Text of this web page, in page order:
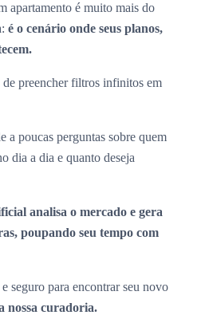
apartamento é muito mais do
é o cenário onde seus planos,
de preencher filtros infinitos em
a poucas perguntas sobre quem
dia a dia e quanto deseja
analisa o mercado e gera
poupando seu tempo com
seguro para encontrar seu novo
nossa curadoria.